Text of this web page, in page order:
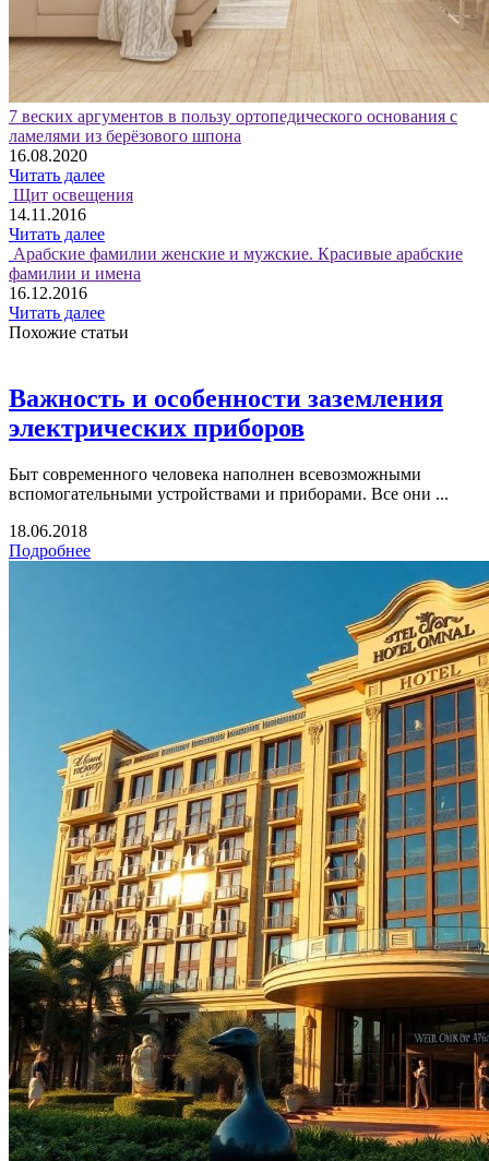
7 веских аргументов в пользу ортопедического основания с
ламелями из берёзового шпона
16.08.2020
Читать далее
Щит освещения
14.11.2016
Читать далее
Арабские фамилии женские и мужские. Красивые арабские
фамилии и имена
16.12.2016
Читать далее
Похожие статьи
Важность и особенности заземления
электрических приборов
Быт современного человека наполнен всевозможными
вспомогательными устройствами и приборами. Все они ...
18.06.2018
Подробнее